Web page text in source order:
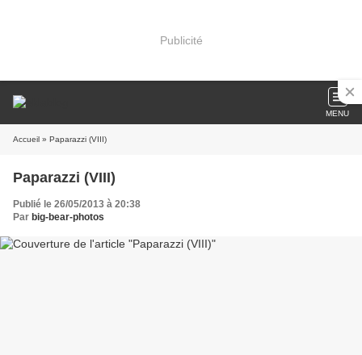
Publicité
MENU
Accueil » Paparazzi (VIII)
Paparazzi (VIII)
Publié le 26/05/2013 à 20:38
Par big-bear-photos